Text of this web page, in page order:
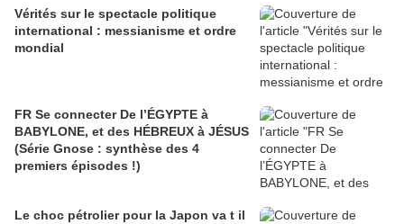
Vérités sur le spectacle politique
international : messianisme et ordre
mondial
FR Se connecter De l’ÉGYPTE à
BABYLONE, et des HÉBREUX à JÉSUS
(Série Gnose : synthèse des 4
premiers épisodes !)
Le choc pétrolier pour la Japon va t il